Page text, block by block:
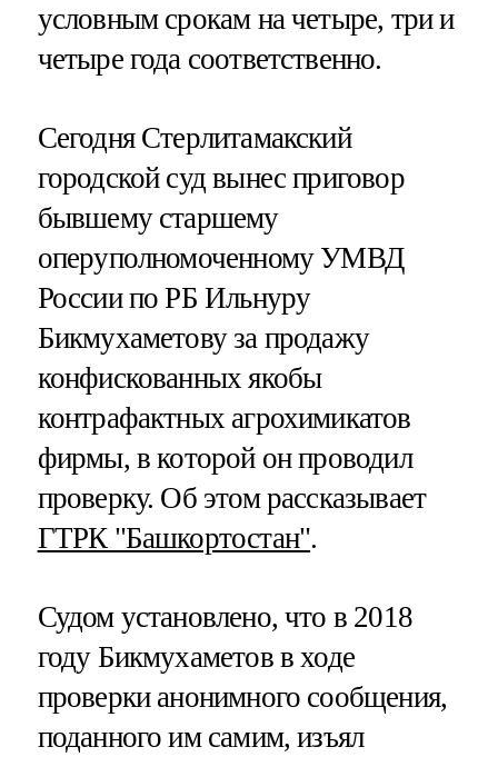
условным срокам на четыре, три и
четыре года соответственно.
Сегодня Стерлитамакский
городской суд вынес приговор
бывшему старшему
оперуполномоченному УМВД
России по РБ Ильнуру
Бикмухаметову за продажу
конфискованных якобы
контрафактных агрохимикатов
фирмы, в которой он проводил
проверку. Об этом рассказывает
ГТРК "Башкортостан".
Судом установлено, что в 2018
году Бикмухаметов в ходе
проверки анонимного сообщения,
поданного им самим, изъял